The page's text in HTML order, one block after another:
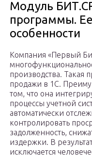
Модуль
программы.
особенности
Компания «Первый
производства. Такая
продажи в 1С.
том, что она
процессы учетной
автоматически
контролировать
задолженность,
издержки. В
исключается